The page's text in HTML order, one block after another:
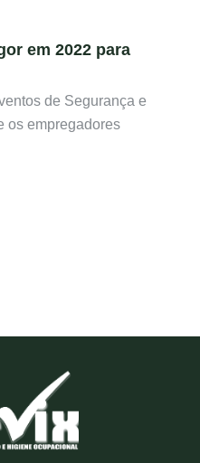
em 2022 para
de Segurança e
os empregadores